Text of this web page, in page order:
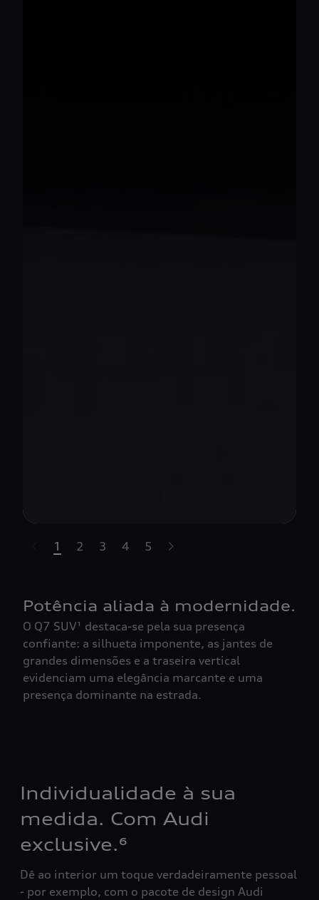
highlights.skipLinkText__
1 2 3 4 5
Potência aliada à modernidade.
O Q7 SUV¹ destaca-se pela sua presença
confiante: a silhueta imponente, as jantes de
grandes dimensões e a traseira vertical
evidenciam uma elegância marcante e uma
presença dominante na estrada.
Individualidade à sua
medida. Com Audi
exclusive.⁶
Dê ao interior um toque verdadeiramente pessoal
- por exemplo, com o pacote de design Audi